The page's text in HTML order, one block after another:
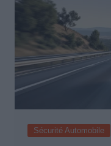
Sécurité Automobile